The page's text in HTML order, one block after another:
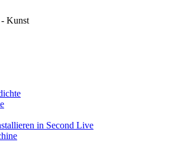
Kunst
in Second Live